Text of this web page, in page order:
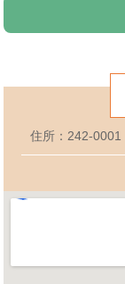
住所：242-